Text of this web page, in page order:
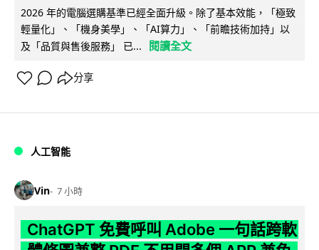
2026 年的電腦選購基準已經全面升級。除了基本效能，「極致
輕量化」、「機身美學」、「AI算力」、「前瞻技術加持」以
及「品質與售後服務」 已...
閱讀全文
分享
人工智能
Vin 7 小時
ChatGPT 免費呼叫 Adobe 一句話跨軟